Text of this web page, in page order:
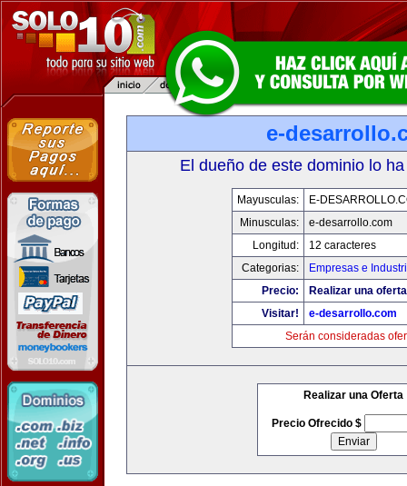
e-
El dueño de este dominio lo
Mayusculas:
E-
Minusculas:
e-desarrollo.com
Longitud:
12 caracteres
Categorias:
Empresas e
Precio:
Realizar una
Visitar!
e-desarrollo.com
Serán consideradas
Realizar una Oferta
Precio Ofrecido $